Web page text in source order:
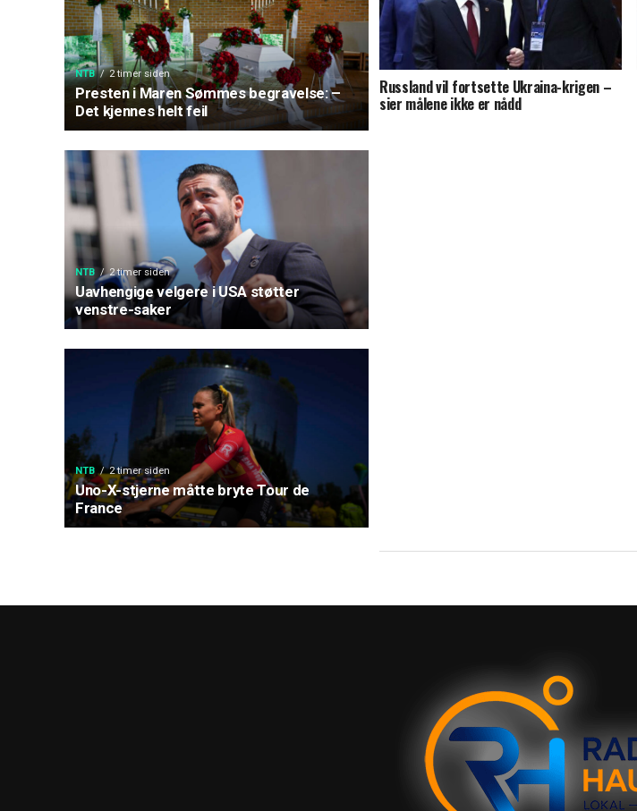
NTB 2 timer siden
Presten i Maren Sømmes begravelse: –
Det kjennes helt feil
NTB 2 timer siden
Uavhengige velgere i USA støtter
venstre-saker
NTB 2 timer siden
Uno-X-stjerne måtte bryte Tour de
France
Russland vil fortsette Ukraina-krigen –
sier målene ikke er nådd